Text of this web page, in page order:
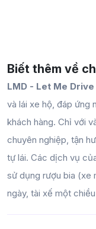
Biết thêm về
LMD - Let Me Drive
và lái xe hộ, đáp ứng
khách hàng. Chỉ với
chuyên nghiệp, tận
tự lái. Các dịch vụ
sử dụng rượu bia (xe
ngày, tài xế một